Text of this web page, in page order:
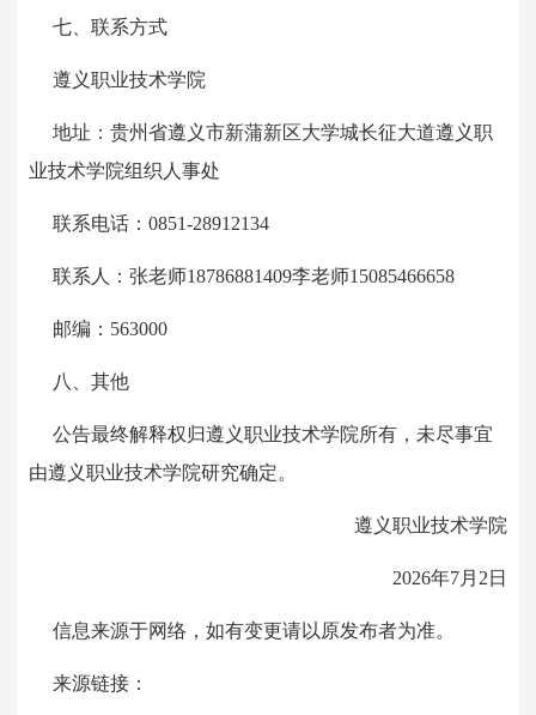
七、联系方式
遵义职业技术学院
地址：贵州省遵义市新蒲新区大学城长征大道遵义职
业技术学院组织人事处
联系电话：0851-28912134
联系人：张老师18786881409李老师15085466658
邮编： 563000
八、其他
公告最终解释权归遵义职业技术学院所有，未尽事宜
由遵义职业技术学院研究确定。
遵义职业技术学院
2026年7月 2 日
信息来源于网络，如有变更请以原发布者为准。
来源链接：